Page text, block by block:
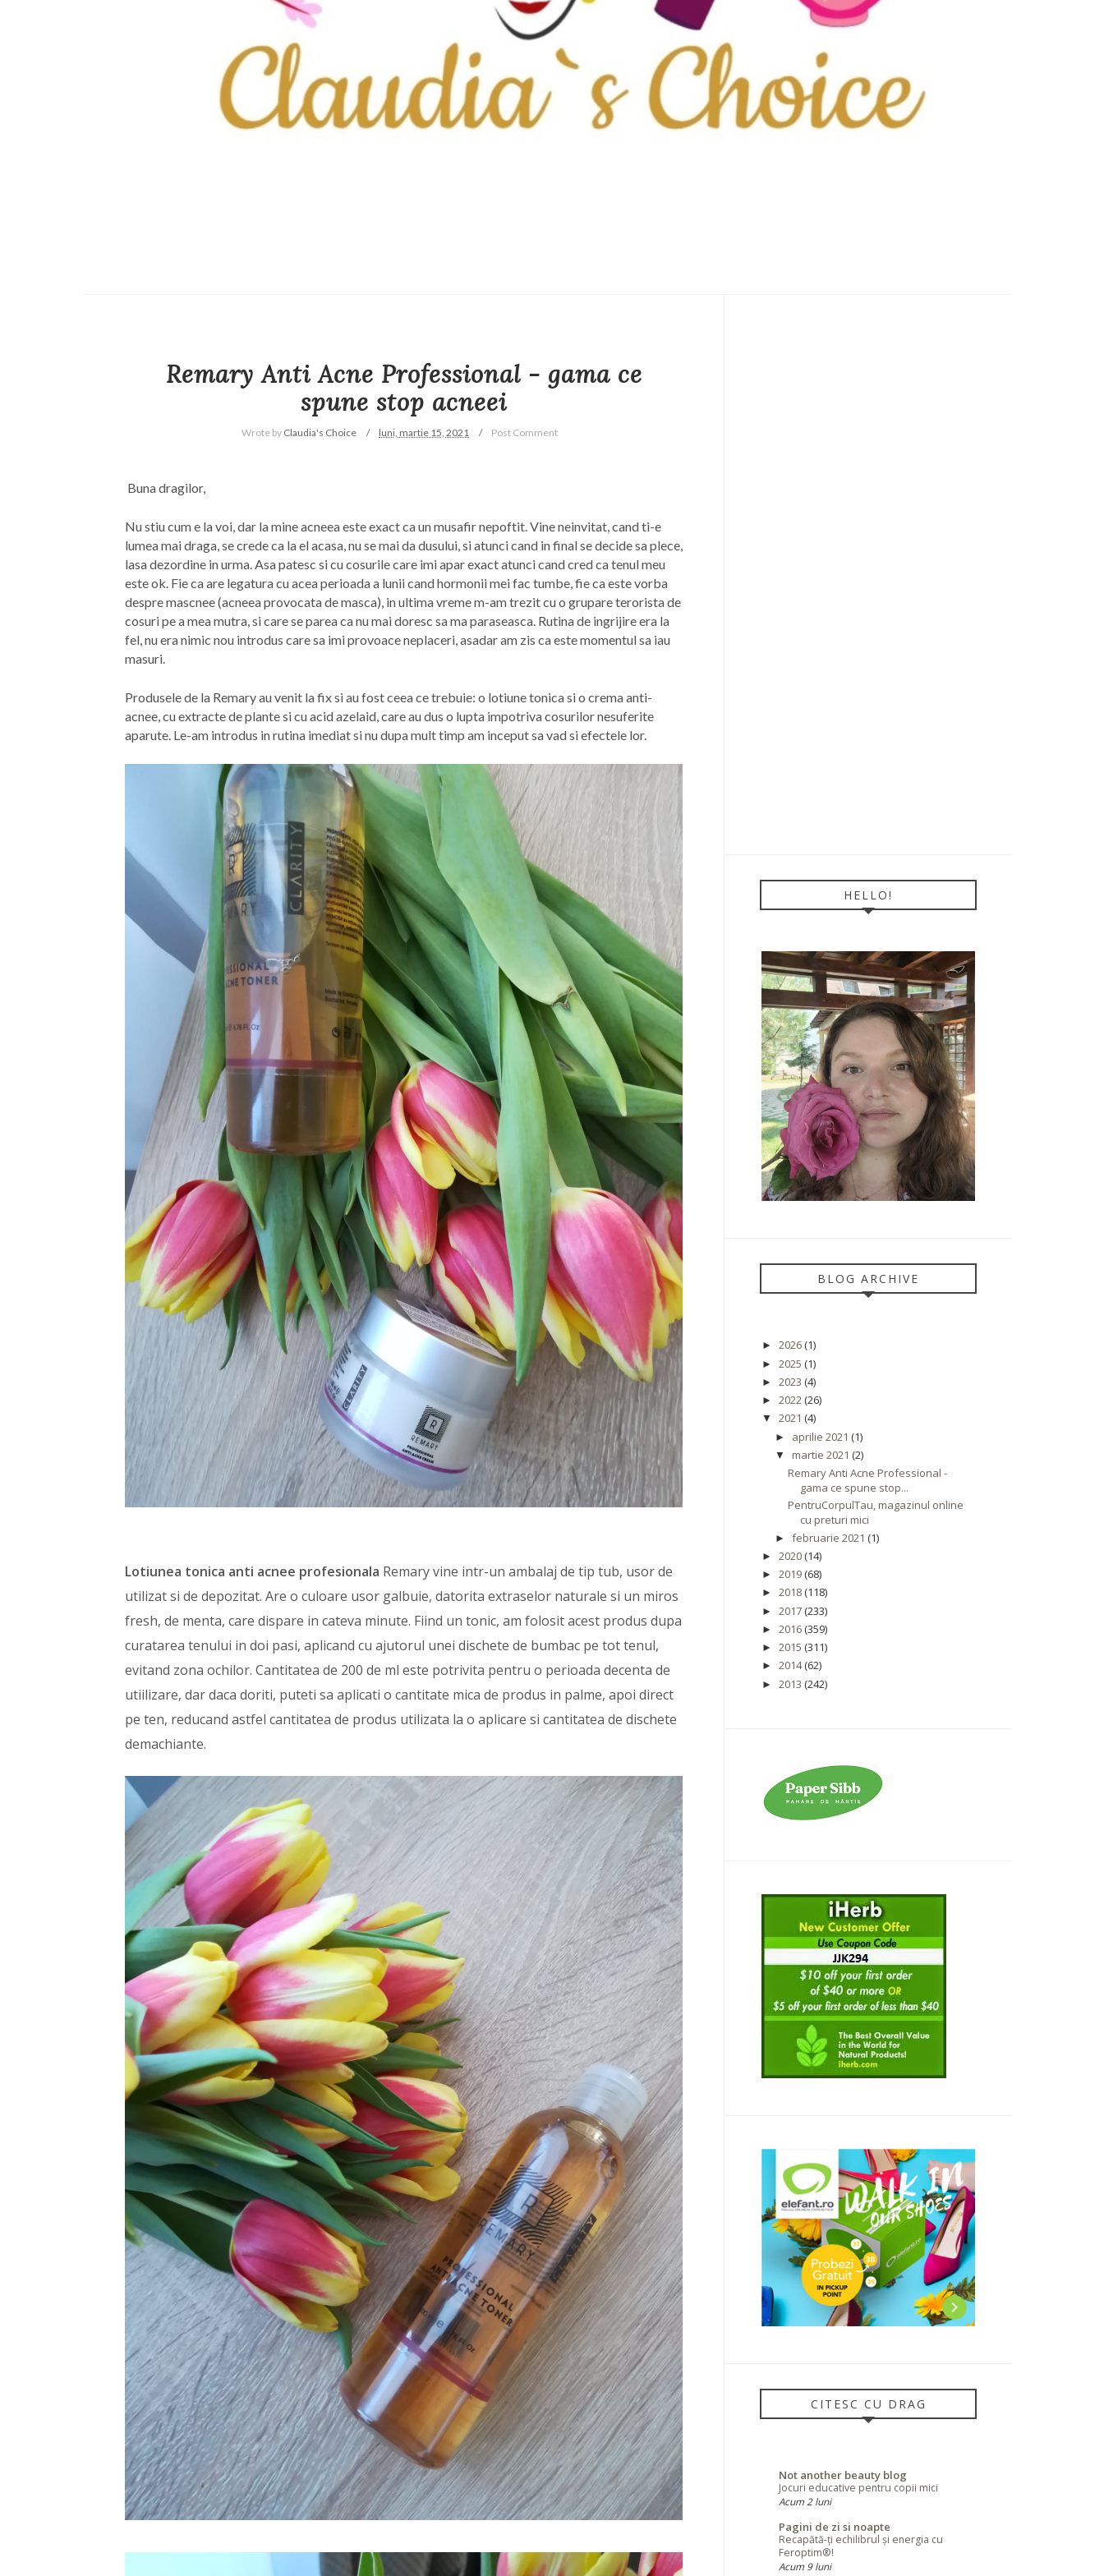
Remary Anti Acne Professional - gama ce
spune stop acneei
Wrote by Claudia's Choice luni, martie 15, 2021 Post Comment
Buna dragilor,
Nu stiu cum e la voi, dar la mine acneea este exact ca un musafir nepoftit. Vine neinvitat, cand ti-e
lumea mai draga, se crede ca la el acasa, nu se mai da dusului, si atunci cand in final se decide sa plece,
lasa dezordine in urma. Asa patesc si cu cosurile care imi apar exact atunci cand cred ca tenul meu
este ok. Fie ca are legatura cu acea perioada a lunii cand hormonii mei fac tumbe, fie ca este vorba
despre mascnee (acneea provocata de masca), in ultima vreme m-am trezit cu o grupare terorista de
cosuri pe a mea mutra, si care se parea ca nu mai doresc sa ma paraseasca. Rutina de ingrijire era la
fel, nu era nimic nou introdus care sa imi provoace neplaceri, asadar am zis ca este momentul sa iau
masuri.
Produsele de la Remary au venit la fix si au fost ceea ce trebuie: o lotiune tonica si o crema anti-
acnee, cu extracte de plante si cu acid azelaid, care au dus o lupta impotriva cosurilor nesuferite
aparute. Le-am introdus in rutina imediat si nu dupa mult timp am inceput sa vad si efectele lor.
Lotiunea tonica anti acnee profesionala Remary vine intr-un ambalaj de tip tub, usor de
utilizat si de depozitat. Are o culoare usor galbuie, datorita extraselor naturale si un miros
fresh, de menta, care dispare in cateva minute. Fiind un tonic, am folosit acest produs dupa
curatarea tenului in doi pasi, aplicand cu ajutorul unei dischete de bumbac pe tot tenul,
evitand zona ochilor. Cantitatea de 200 de ml este potrivita pentru o perioada decenta de
utiilizare, dar daca doriti, puteti sa aplicati o cantitate mica de produs in palme, apoi direct
pe ten, reducand astfel cantitatea de produs utilizata la o aplicare si cantitatea de dischete
demachiante.
HELLO!
BLOG ARCHIVE
► 2026(1)
► 2025 (1)
► 2023 (4)
► 2022(26)
▼ 2021 (4)
► aprilie 2021 (1)
▼ martie 2021 (2)
Remary Anti Acne Professional -
gama ce spune stop...
PentruCorpulTau, magazinul online
cu preturi mici
► februarie 2021 (1)
► 2020(14)
► 2019(68)
► 2018(118)
► 2017(233)
► 2016(359)
► 2015 (311)
► 2014(62)
► 2013 (242)
CITESC CU DRAG
Not another beauty blog
Jocuri educative pentru copii mici
Acum 2 luni
Pagini de zi si noapte
Recapătă-ți echilibrul și energia cu
Feroptim®!
Acum 9 luni